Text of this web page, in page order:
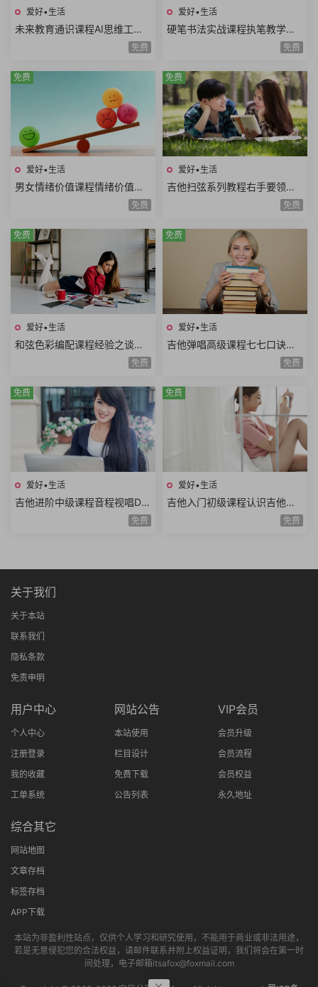
爱好•生活
未来教育通识课程AI思维工程
思维系统思维美学思维熵增思
维哲学思维概率思维51课时
免费
爱好•生活
硬笔书法实战课程执笔教学基
本笔画偏旁部首间架结构例字
免费
爱好•生活
男女情绪价值课程情绪价值需
求情绪价值类型情绪价值实例
免费
免费
爱好•生活
吉他扫弦系列教程右手要领变
速练习右手切音左手切音组合
免费
免费
爱好•生活
和弦色彩编配课程经验之谈伴
奏方法高级和弦编曲解析扒谱
免费
免费
爱好•生活
吉他弹唱高级课程七七口诀音
程推算简谱视唱和弦构成音阶
免费
免费
爱好•生活
吉他进阶中级课程音程视唱D调
和弦靠弦练习扫弦基础强五和
免费
免费
爱好•生活
吉他入门初级课程认识吉他调
音调弦E调音阶弹唱练习基础乐
免费
免费
关于我们
关于本站
联系我们
隐私条款
免责申明
用户中心
个人中心
注册登录
我的收藏
工单系统
网站公告
本站使用
栏目设计
免费下载
公告列表
VIP会员
会员升级
会员流程
会员权益
永久地址
综合其它
网站地图
文章存档
标签存档
APP下载
本站为非盈利性站点，仅供个人学习和研究使用，不能用于商业或非法用途，
若是无意侵犯您的合法权益，请邮件联系并附上权益证明，我们将会在第一时
间处理，电子邮箱itsafox@foxmail.com